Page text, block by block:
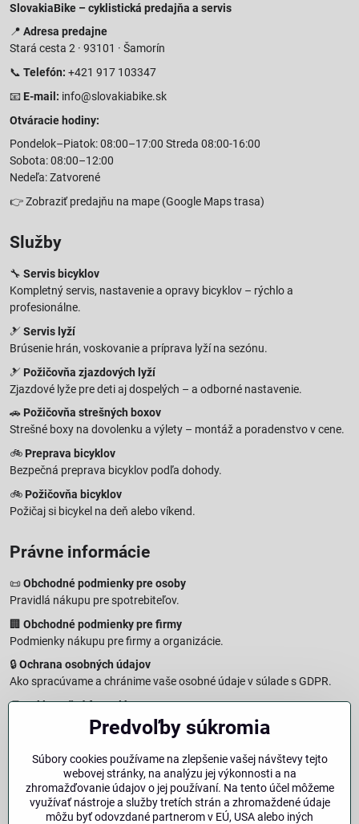
SlovakiaBike – cyklistická predajňa a servis
📍 Adresa predajne
Stará cesta 2 · 93101 · Šamorín
📞 Telefón: +421 917 103347
📧 E-mail: info@slovakiabike.sk
Otváracie hodiny:
Pondelok–Piatok: 08:00–17:00 Streda 08:00-16:00
Sobota: 08:00–12:00
Nedeľa: Zatvorené
👉Zobraziť predajňu na mape (Google Maps trasa)
Služby
🔧 Servis bicyklov
Kompletný servis, nastavenie a opravy bicyklov – rýchlo a
profesionálne.
🎿 Servis lyží
Brúsenie hrán, voskovanie a príprava lyží na sezónu.
🎿 Požičovňa zjazdových lyží
Zjazdové lyže pre deti aj dospelých – a odborné nastavenie.
🚗 Požičovňa strešných boxov
Strešné boxy na dovolenku a výlety – montáž a poradenstvo v cene.
🚲 Preprava bicyklov
Bezpečná preprava bicyklov podľa dohody.
🚲 Požičovňa bicyklov
Požičaj si bicykel na deň alebo víkend.
Právne informácie
📜 Obchodné podmienky pre osoby
Pravidlá nákupu pre spotrebiteľov.
🏢 Obchodné podmienky pre firmy
Podmienky nákupu pre firmy a organizácie.
🔒Ochrana osobných údajov
Ako spracúvame a chránime vaše osobné údaje v súlade s GDPR.
🧾Reklamačný formulár
Jednoduché podanie reklamácie
Vzorový formulár pre odstúpenie od zmluvy a vrátenie tovaru.
Právna doložka – Autorské práva
Informácie o ochrane obsahu, značiek a fotografií vrátane
podmienok.
Predvoľby súkromia
Súbory cookies používame na zlepšenie vašej návštevy tejto
webovej stránky, na analýzu jej výkonnosti a na
zhromažďovanie údajov o jej používaní. Na tento účel môžeme
využívať nástroje a služby tretích strán a zhromaždené údaje
môžu byť odovzdané partnerom v EÚ, USA alebo iných